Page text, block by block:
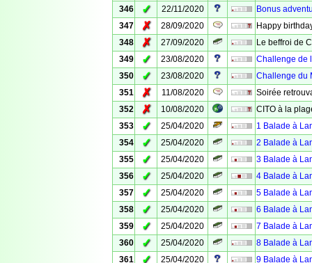
346
✓ 22/11/2020
Bonus
347
✗ 28/09/2020
Happy
348
✗ 27/09/2020
Le beffroi de
349
✓ 23/08/2020
Challenge de
350
✓ 23/08/2020
Challenge du
351
✗ 11/08/2020
Soirée
352
✗ 10/08/2020
CITO à la
353
✓ 25/04/2020
1 Balade à
354
✓ 25/04/2020
2 Balade à
355
✓ 25/04/2020
3 Balade à
356
✓ 25/04/2020
4 Balade à
357
✓ 25/04/2020
5 Balade à
358
✓ 25/04/2020
6 Balade à
359
✓ 25/04/2020
7 Balade à
360
✓ 25/04/2020
8 Balade à
361
✓ 25/04/2020
9 Balade à